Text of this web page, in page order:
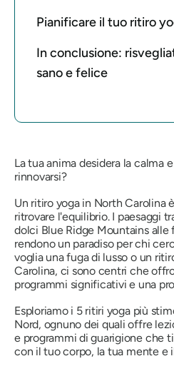
Pianificare il tuo ritiro
In conclusione:
sano e felice
La tua anima desidera la calma
rinnovarsi?
Un ritiro yoga in North Carolina
ritrovare l'equilibrio. I paesaggi
dolci Blue Ridge Mountains
rendono un paradiso per chi
voglia una fuga di lusso o un
Carolina, ci sono centri che
programmi significativi e una
Esploriamo i 5 ritiri yoga più
Nord, ognuno dei quali offre
e programmi di guarigione che
con il tuo corpo, la tua mente e